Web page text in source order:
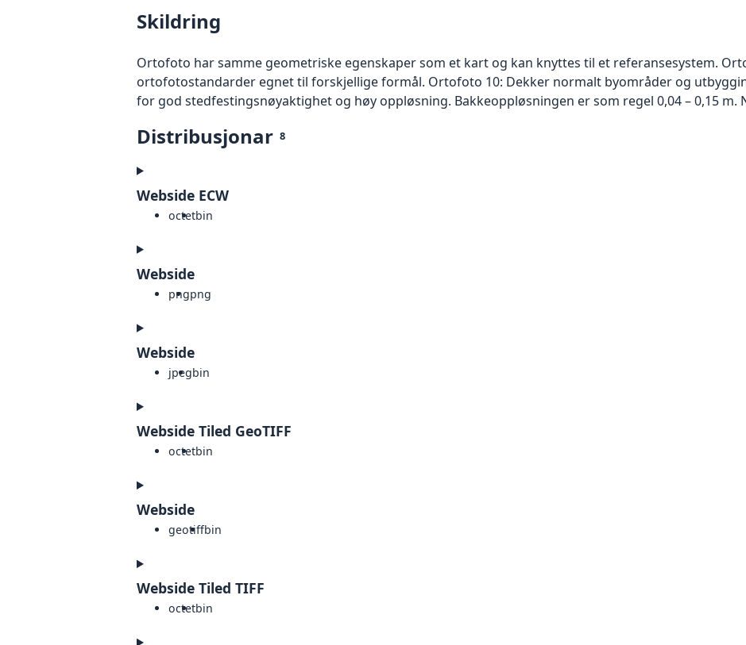
Skildring
Ortofoto har samme geometriske egenskaper som et kart og kan knyttes til et referansesystem.
ortofotostandarder egnet til forskjellige formål. Ortofoto 10: Dekker normalt byområder og
for god stedfestingsnøyaktighet og høy oppløsning. Bakkeoppløsningen er som regel 0,04 – 0,15 m.
Distribusjonar 8
Webside ECW
octetbin
Webside
pngpng
Webside
jpegbin
Webside Tiled GeoTIFF
octetbin
Webside
geotiffbin
Webside Tiled TIFF
octetbin